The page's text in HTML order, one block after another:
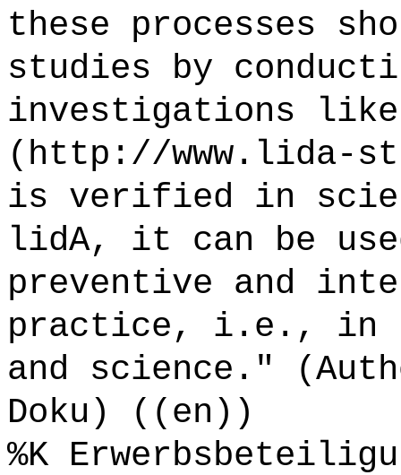
these processes
studies by
investigations like
(http://www.lida-
is verified in
lidA, it can be
preventive and
practice, i.e., in
and science."
Doku) ((en))
%K